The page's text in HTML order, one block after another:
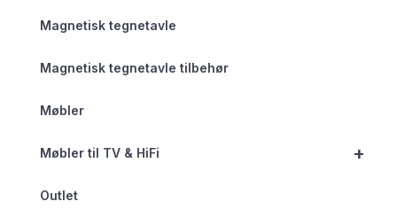
Magnetisk tegnetavle
Magnetisk tegnetavle tilbehør
Møbler
+
Møbler til TV & HiFi
Outlet